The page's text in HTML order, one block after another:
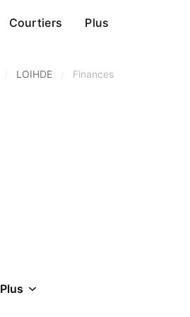
Courtiers Plus
LOIHDE Finances
Plus